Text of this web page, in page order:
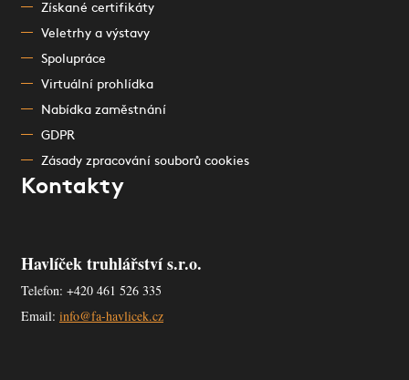
Získané certifikáty
Veletrhy a výstavy
Spolupráce
Virtuální prohlídka
Nabídka zaměstnání
GDPR
Zásady zpracování souborů cookies
Kontakty
Havlíček truhlářství s.r.o.
Telefon: +420 461 526 335
Email: info@fa-havlicek.cz